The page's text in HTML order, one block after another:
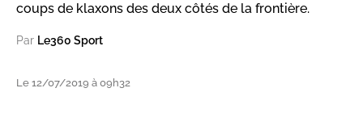
coups de klaxons des deux côtés de la frontière.
Par Le360 Sport
Le 12/07/2019 à 09h32